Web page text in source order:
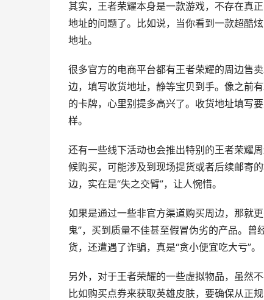
其实，王者荣耀本身是一款游戏，不存在真
地址的问题了。比如说，当你看到一款超酷
地址。
很多官方的电商平台都有王者荣耀的周边售
边，填写收货地址，静等宝贝到手。像之前
的卡牌，心里别提多高兴了。收货地址填写
样。
还有一些线下活动也会推出特别的王者荣耀
候购买，可能涉及到现场提货或者后续邮寄
边，实在是“失之交臂”，让人惋惜。
如果是通过一些非官方渠道购买周边，那就
鬼”，买到质量不佳甚至假冒伪劣的产品。
货，还遭遇了诈骗，真是“贪小便宜吃大亏”。
另外，对于王者荣耀的一些虚拟物品，虽然
比如购买点券来获取英雄皮肤，要确保从正